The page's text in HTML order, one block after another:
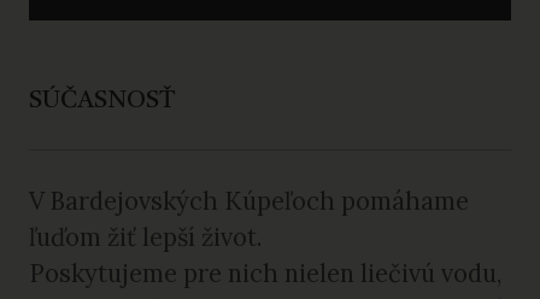
SÚČASNOSŤ
V Bardejovských Kúpeľoch pomáhame
ľuďom žiť lepší život.
Poskytujeme pre nich nielen liečivú vodu,